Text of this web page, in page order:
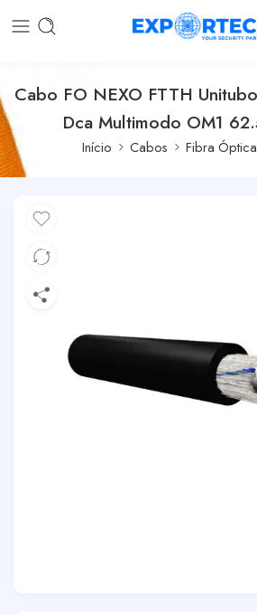
Cabo FO NEXO FTTH
Dca Multimodo OM1
Início Cabos Fibra Óptica